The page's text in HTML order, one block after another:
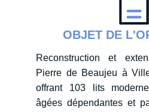
OBJET DE
Reconstruction et
Pierre de Beaujeu à
offrant 103 lits
âgées dépendantes et